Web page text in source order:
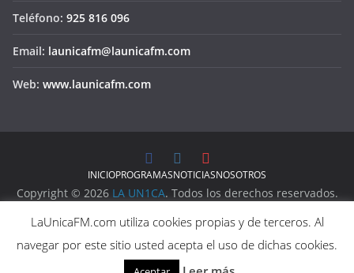
Teléfono: 925 816 096
Email: launicafm@launicafm.com
Web: www.launicafm.com
INICIOPROGRAMASNOTICIASNOSOTROS
Copyright © 2026 LA UN1CA. Todos los derechos reservados.
Política de Privacidad
Política de Cookies
LaUnicaFM.com utiliza cookies propias y de terceros. Al
navegar por este sitio usted acepta el uso de dichas cookies.